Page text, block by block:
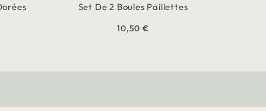
Set De 2 Boules Paillettes
10,50 €